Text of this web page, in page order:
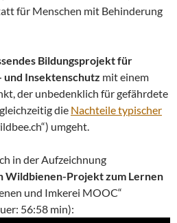
für Menschen mit Behinderung
Bildungsprojekt für
Insektenschutz mit einem
der unbedenklich für gefährdete
die Nachteile typischer
umgeht.
in der Aufzeichnung
Wildbienen-Projekt zum Lernen
und Imkerei MOOC“
56:58 min):